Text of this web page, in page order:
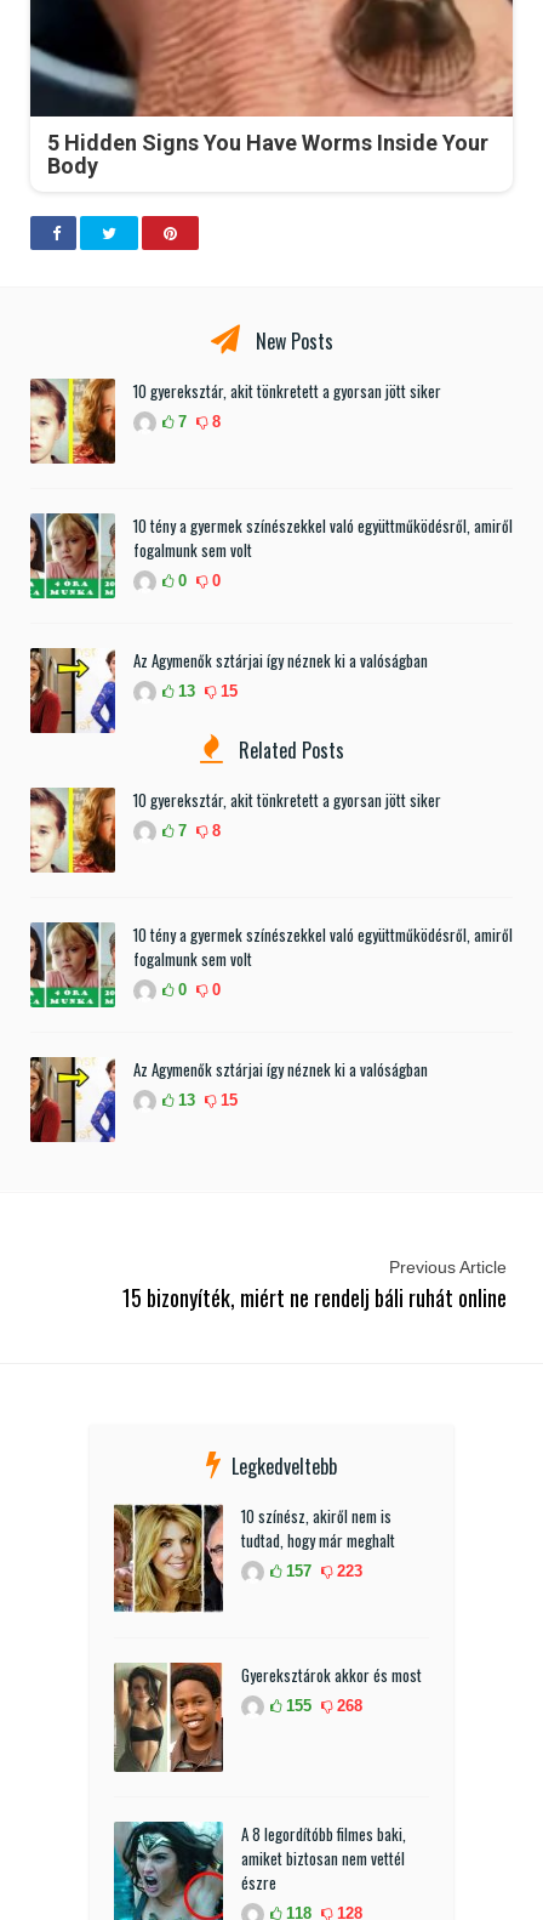
5 Hidden Signs You Have Worms Inside Your
Body
New Posts
10 gyereksztár, akit tönkretett a gyorsan jött siker
7 8
10 tény a gyermek színészekkel való együttműködésről, amiről
fogalmunk sem volt
0 0
Az Agymenők sztárjai így néznek ki a valóságban
13 15
Related Posts
10 gyereksztár, akit tönkretett a gyorsan jött siker
7 8
10 tény a gyermek színészekkel való együttműködésről, amiről
fogalmunk sem volt
0 0
Az Agymenők sztárjai így néznek ki a valóságban
13 15
Previous Article
15 bizonyíték, miért ne rendelj báli ruhát online
Legkedveltebb
10 színész, akiről nem is
tudtad, hogy már meghalt
157 223
Gyereksztárok akkor és most
155 268
A 8 legordítóbb filmes baki,
amiket biztosan nem vettél
észre
118 128